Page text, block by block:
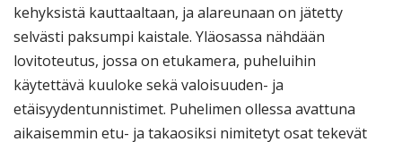
kehyksistä kauttaaltaan, ja alareunaan on jätetty
selvästi paksumpi kaistale. Yläosassa nähdään
lovitoteutus, jossa on etukamera, puheluihin
käytettävä kuuloke sekä valoisuuden- ja
etäisyydentunnistimet. Puhelimen ollessa avattuna
aikaisemmin etu- ja takaosiksi nimitetyt osat tekevät